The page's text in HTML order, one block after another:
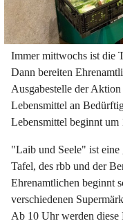
Immer mittwochs ist die
Dann bereiten
Ausgabestelle der
Lebensmittel an
Lebensmittel beginnt
"Laib und Seele" ist
Tafel, des rbb und der
Ehrenamtlichen beginnt
verschiedenen
Ab 10 Uhr werden diese